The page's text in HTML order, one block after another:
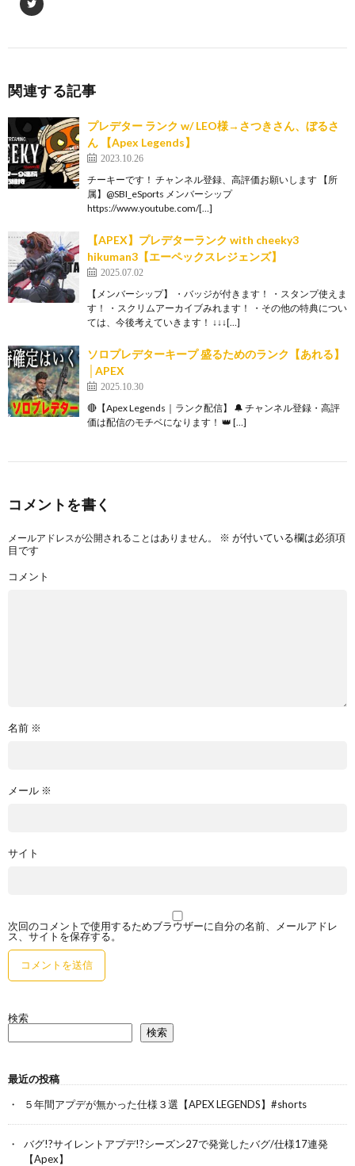
関連する記事
プレデター ランク w/ LEO様→さつきさん、ぼるさ
ん 【Apex Legends】
2023.10.26
チーキーです！ チャンネル登録、高評価お願いします 【所
属】@SBI_eSports メンバーシップ
https://www.youtube.com/[…]
【APEX】プレデターランク with cheeky3
hikuman3【エーペックスレジェンズ】
2025.07.02
【メンバーシップ】 ・バッジが付きます！ ・スタンプ使えま
す！ ・スクリムアーカイブみれます！ ・その他の特典につい
ては、今後考えていきます！ ↓↓↓[…]
ソロプレデターキープ 盛るためのランク【あれる】
│APEX
2025.10.30
🔴【Apex Legends｜ランク配信】 🔔 チャンネル登録・高評
価は配信のモチベになります！ 👑 […]
コメントを書く
メールアドレスが公開されることはありません。 ※ が付いている欄は必須項
目です
コメント
名前 ※
メール ※
サイト
次回のコメントで使用するためブラウザーに自分の名前、メールアドレ
ス、サイトを保存する。
検索
検索
最近の投稿
５年間アプデが無かった仕様３選【APEX LEGENDS】#shorts
バグ!?サイレントアプデ!?シーズン27で発覚したバグ/仕様17連発
【Apex】